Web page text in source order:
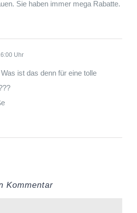
Sie haben immer mega Rabatte.
Uhr
ist das denn für eine tolle
Kommentar